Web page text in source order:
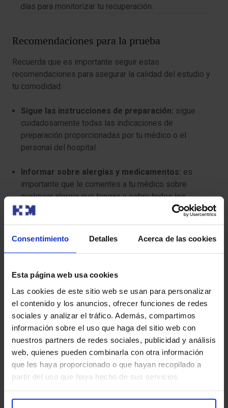
Consentimiento Detalles Acerca de las cookies
Esta página web usa cookies
Las cookies de este sitio web se usan para personalizar
el contenido y los anuncios, ofrecer funciones de redes
sociales y analizar el tráfico. Además, compartimos
información sobre el uso que haga del sitio web con
nuestros partners de redes sociales, publicidad y análisis
web, quienes pueden combinarla con otra información
que les haya proporcionado o que hayan recopilado a
partir del uso que haya hecho de sus servicios.
días para monitorizar tu recuperación.
Recomendaciones para la prueba
Recuerda que es importante seguir estas
recomendaciones para asegurar la calidad del estudio y
tu comodidad:
Sigue las instrucciones de preparación: sigue
cuidadosamente todas las indicaciones de
preparación proporcionadas por tu médico o el
personal del hospital.
Informar sobre alergias y medicamentos: es
importante que le comentes a tu médico sobre
cualquier alergia que tengas y sobre todos los
medicamentos que estás tomando, incluyendo los de
experimentes durante el procedimiento.
¿Tiene algún riesgo?
La radiología vascular oncológica intervencionista es
generalmente segura, pero como cualquier
procedimiento médico, tiene algunos riesgos mínimos a
considerar:
punción o en el área tratada.